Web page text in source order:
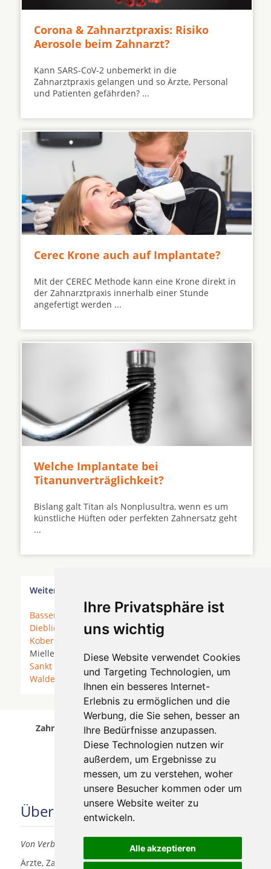
Ihre Privatsphäre ist
uns wichtig
Diese Website verwendet Cookies
und Targeting Technologien, um
Ihnen ein besseres Internet-
Erlebnis zu ermöglichen und die
Werbung, die Sie sehen, besser an
Ihre Bedürfnisse anzupassen.
Diese Technologien nutzen wir
außerdem, um Ergebnisse zu
messen, um zu verstehen, woher
unsere Besucher kommen oder um
unsere Website weiter zu
entwickeln.
Alle akzeptieren
Corona & Zahnarztpraxis: Risiko
Aerosole beim Zahnarzt?
Kann SARS-CoV-2 unbemerkt in die
Zahnarztpraxis gelangen und so Ärzte, Personal
und Patienten gefährden? ...
Cerec Krone auch auf Implantate?
Mit der CEREC Methode kann eine Krone direkt in
der Zahnarztpraxis innerhalb einer Stunde
angefertigt werden ...
Welche Implantate bei
Titanunverträglichkeit?
Bislang galt Titan als Nonplusultra, wenn es um
künstliche Hüften oder perfekten Zahnersatz geht
...
Weitere Orte in der Nähe von Dieblich
Bassenheim *Boppard * Braubach* Brey *
Dieblich
* Fachbach * Filsen * Frücht * Hünenfeld *
Kobern-Gondorf
Lahnstein
Miellen *
Mülheim-Kärlich* Osterspai *Rhens*
Sankt Sebastian
*Spay *Urbar Urmitz
*
Waldesch
Winningen*
Zahnärzte für Zahnimplantete in Dieblich wurde
am 06 August 2026 aktualisiert.
Über uns
Von Verbrauchern für Verbraucher
Ärzte, Zahnärzte, Akustiker und andere